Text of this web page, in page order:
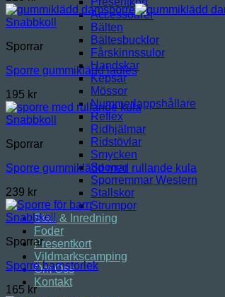
Accessoarer
Bälten
Bältesbucklor
Fårskinnssulor
Handskar
Kepsar
Mössor
Nummerlappshållare
Reflex
Ridhjälmar
Ridstövlar
Smycken
Sporrar
Sporremmar Western
Stallskor
Strumpor
Stall & Inredning
Foder
Presentkort
Vildmarkscamping
Om Oss
Kontakt
Snabbkoll
Sporrar
Sporre gummiklädd ladies
195 kr
Snabbkoll
Sporrar
Sporre gummiklädd med rullande kula
239 kr
Snabbkoll
Sporrar
Sporre barnstorlek
165 kr